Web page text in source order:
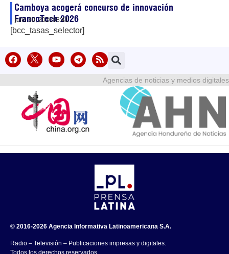
Camboya acogerá concurso de innovación
FrancoTech 2026
julio 30, 202608:41
[bcc_tasas_selector]
Agencias de noticias y medios digitales
© 2016-2026 Agencia Informativa Latinoamericana S.A.
Radio – Televisión – Publicaciones impresas y digitales.
Todos los derechos reservados.